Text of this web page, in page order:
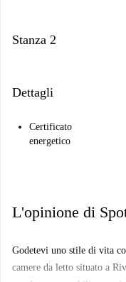
Stanza 2
Dettagli
Certificato
energetico
L'opinione di
Godetevi uno stile di vita
camere da letto situato a